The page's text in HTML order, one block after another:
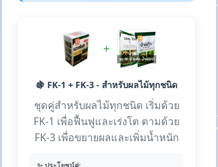
+
🍇 FK-1 + FK-3 - สำหรับผลไม้ทุกชนิด
ชุดคู่สำหรับผลไม้ทุกชนิด เริ่มด้วย
FK-1 เพื่อฟื้นฟูและเร่งโต ตามด้วย
FK-3 เพื่อขยายผลและเพิ่มน้ำหนัก